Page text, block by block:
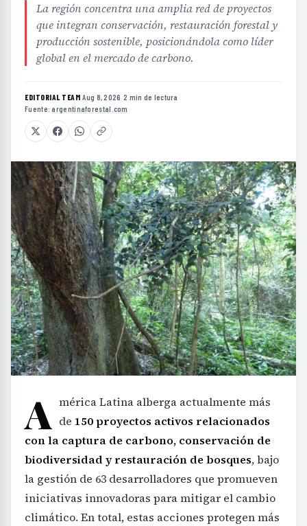
La región concentra una amplia red de proyectos
que integran conservación, restauración forestal y
producción sostenible, posicionándola como líder
global en el mercado de carbono.
EDITORIAL TEAM·Aug 8, 2026 ·2 min de lectura ·
Fuente:argentinaforestal.com
A mérica Latina alberga actualmente más
de 150 proyectos activos relacionados
con la captura de carbono, conservación de
biodiversidad y restauración de bosques, bajo
la gestión de 63 desarrolladores que promueven
iniciativas innovadoras para mitigar el cambio
climático. En total, estas acciones protegen más